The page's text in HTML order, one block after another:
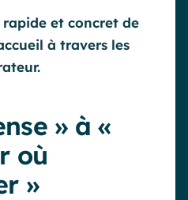
et concret de
à travers les
» à «
où
»